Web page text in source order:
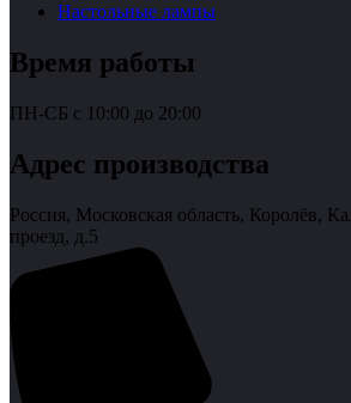
Настольные лампы
Время работы
ПН-СБ с 10:00 до 20:00
Адрес производства
Россия, Московская область, Королёв,
проезд, д.5